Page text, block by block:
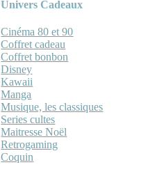
Univers Cadeaux
Cinéma 80 et 90
Coffret cadeau
Coffret bonbon
Disney
Kawaii
Manga
Musique, les classiques
Series cultes
Maitresse Noël
Retrogaming
Coquin